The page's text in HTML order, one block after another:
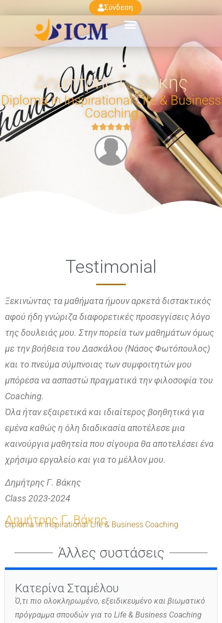
Σύνδεση
Δημήτρης Γ. Βάκης
Diploma in Inspirational Life & Business
Coaching

Testimonial
Ξεκινώντας τα μαθήματα ήμουν αρκετά διστακτικός
αφού ήδη γνώριζα διαφορετικές προσεγγίσεις λόγο
της δουλειάς μου. Στην πορεία των μαθημάτων όμως
με την βοήθεια του Δασκάλου (Νάσος Φωτόπουλος)
και το πνεύμα σύμπνοιας των συμφοιτητών μου
μπόρεσα να ασπαστώ πραγματικά την φιλοσοφία του
Coaching.
Όλα ήταν εξαιρετικά και ιδιαίτερος βοηθητικά για
εμένα καθώς η όλη διαδικασία αποτέλεσε μια
καινούργια μαθητεία που σίγουρα θα αποτελέσει ένα
χρήσιμο εργαλείο και για το μέλλον μου.
Δημήτρης Γ. Βάκης
Class 2023-2024
Δημήτρης Γ. Βάκης
Diploma in Inspirational Life & Business Coaching
Άλλες συστάσεις
Κατερίνα Σταμέλου
Ό,τι πιο ολοκληρωμένο, εξειδικευμένο και βιωματικό
πρόγραμμα σπουδών για το Life & Business Coaching